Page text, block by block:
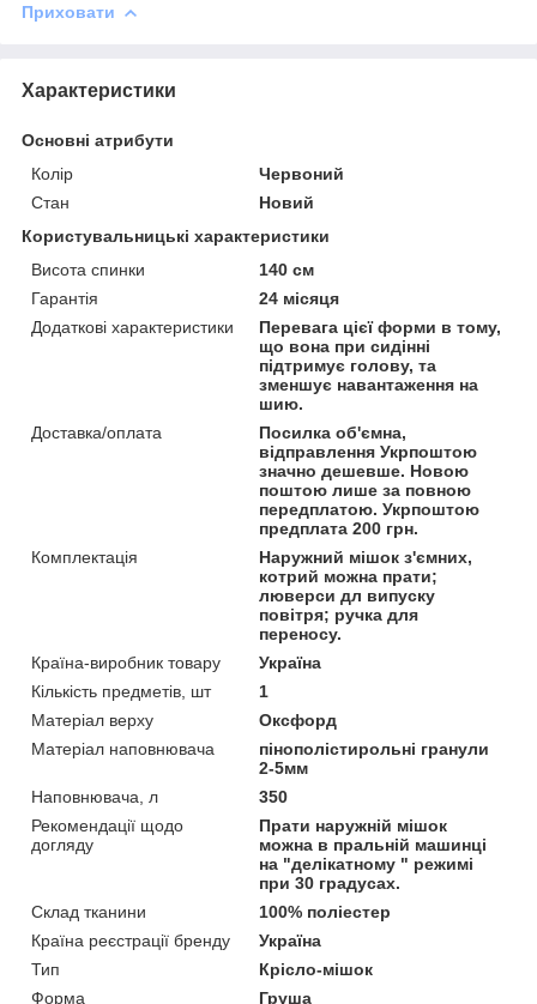
Приховати
Характеристики
Основні атрибути
Колір
Червоний
Стан
Новий
Користувальницькі характеристики
Висота спинки
140 см
Гарантія
24 місяця
Додаткові характеристики
Перевага цієї форми в тому,
що вона при сидінні
підтримує голову, та
зменшує навантаження на
шию.
Доставка/оплата
Посилка об'ємна,
відправлення Укрпоштою
значно дешевше. Новою
поштою лише за повною
передплатою. Укрпоштою
предплата 200 грн.
Комплектація
Наружний мішок з'ємних,
котрий можна прати;
люверси дл випуску
повітря; ручка для
переносу.
Країна-виробник товару
Україна
Кількість предметів, шт
1
Матеріал верху
Оксфорд
Матеріал наповнювача
пінополістирольні гранули
2-5мм
Наповнювача, л
350
Рекомендації щодо
догляду
Прати наружній мішок
можна в пральній машинці
на "делікатному " режимі
при 30 градусах.
Склад тканини
100% поліестер
Країна реєстрації бренду
Україна
Тип
Крісло-мішок
Форма
Груша